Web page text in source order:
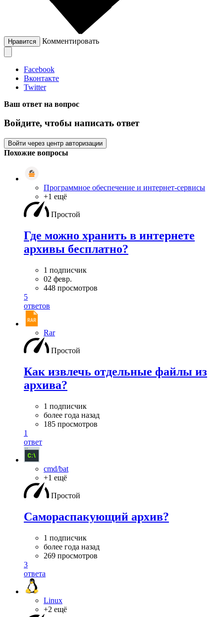
Нравится Комментировать
Facebook
Вконтакте
Twitter
Ваш ответ на вопрос
Войдите, чтобы написать ответ
Войти через центр авторизации
Похожие вопросы
Программное обеспечение и интернет-сервисы
+1 ещё
Простой
Где можно хранить в интернете
архивы бесплатно?
1 подписчик
02 февр.
448 просмотров
5
ответов
Rar
Простой
Как извлечь отдельные файлы из
архива?
1 подписчик
более года назад
185 просмотров
1
ответ
cmd/bat
+1 ещё
Простой
Самораспакующий архив?
1 подписчик
более года назад
269 просмотров
3
ответа
Linux
+2 ещё